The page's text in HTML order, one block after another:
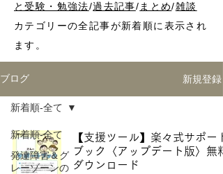
と受験・勉強法/過去記事/ まとめ/雑談
カテゴリーの全記事が新着順に表示され
ます。
ブログ 新規登録
新着順-全て
発達障害＆グ
レーゾーンの
新着順-全て
【支援ツール】楽々式サポート
ブック〈アップデート版〉無料
ダウンロード